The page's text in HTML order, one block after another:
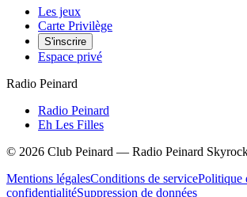
Les jeux
Carte Privilège
S'inscrire
Espace privé
Radio Peinard
Radio Peinard
Eh Les Filles
© 2026 Club Peinard — Radio Peinard
Mentions légalesConditions de servicePolitique
confidentialitéSuppression de données